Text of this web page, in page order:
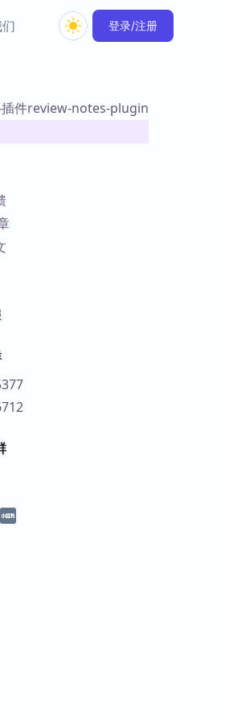
Obsidian 教程
登录/注册
件review-notes-plugin